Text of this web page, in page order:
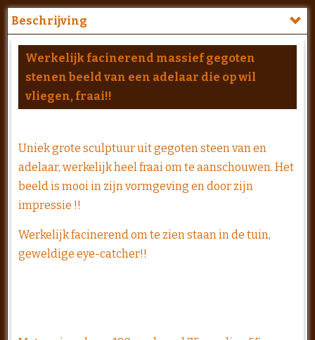
Beschrijving
Werkelijk facinerend massief gegoten
stenen beeld van een adelaar die op wil
vliegen, fraai!!
Uniek grote sculptuur uit gegoten steen van en
adelaar, werkelijk heel fraai om te aanschouwen. Het
beeld is mooi in zijn vormgeving en door zijn
impressie !!
Werkelijk facinerend om te zien staan in de tuin,
geweldige eye-catcher!!